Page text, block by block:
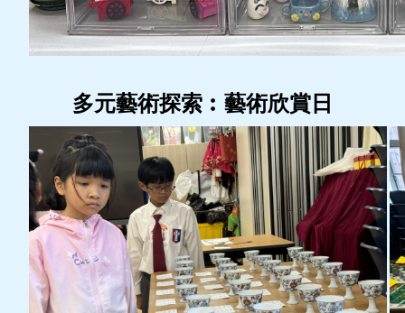
多元藝術探索︰藝術欣賞日